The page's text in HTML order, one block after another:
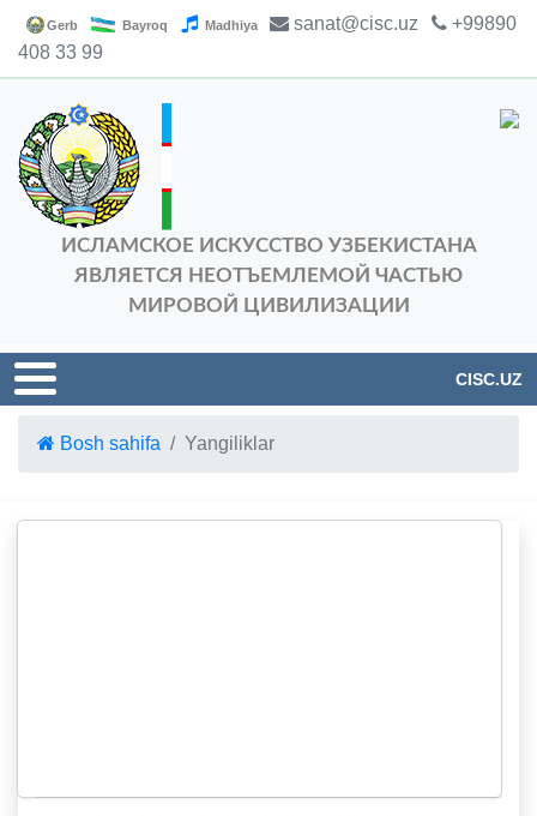
Gerb Bayroq Madhiya sanat@cisc.uz
+99890
408 33 99
ИСЛАМСКОЕ ИСКУССТВО УЗБЕКИСТАНА
ЯВЛЯЕТСЯ НЕОТЪЕМЛЕМОЙ ЧАСТЬЮ
МИРОВОЙ ЦИВИЛИЗАЦИИ
CISC.UZ
Bosh sahifa Yangiliklar